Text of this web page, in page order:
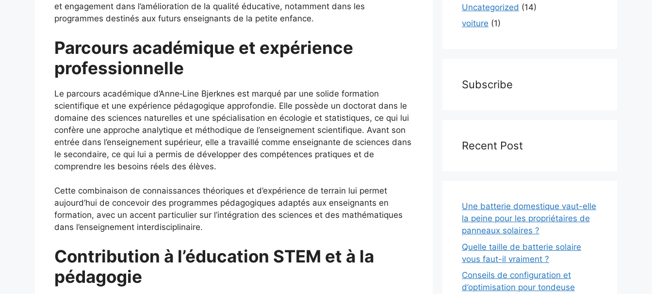
et engagement dans l’amélioration de la qualité éducative, notamment dans les
programmes destinés aux futurs enseignants de la petite enfance.
Parcours académique et expérience
professionnelle
Le parcours académique d’Anne‑Line Bjerknes est marqué par une solide formation
scientifique et une expérience pédagogique approfondie. Elle possède un doctorat dans le
domaine des sciences naturelles et une spécialisation en écologie et statistiques, ce qui lui
confère une approche analytique et méthodique de l’enseignement scientifique. Avant son
entrée dans l’enseignement supérieur, elle a travaillé comme enseignante de sciences dans
le secondaire, ce qui lui a permis de développer des compétences pratiques et de
comprendre les besoins réels des élèves.
Cette combinaison de connaissances théoriques et d’expérience de terrain lui permet
aujourd’hui de concevoir des programmes pédagogiques adaptés aux enseignants en
formation, avec un accent particulier sur l’intégration des sciences et des mathématiques
dans l’enseignement interdisciplinaire.
Contribution à l’éducation STEM et à la
pédagogie
Uncategorized (14)
voiture (1)
Subscribe
Recent Post
Une batterie domestique vaut-elle
la peine pour les propriétaires de
panneaux solaires ?
Quelle taille de batterie solaire
vous faut-il vraiment ?
Conseils de configuration et
d’optimisation pour tondeuse